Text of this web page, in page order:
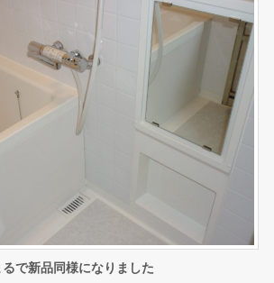
るで新品同様になりました